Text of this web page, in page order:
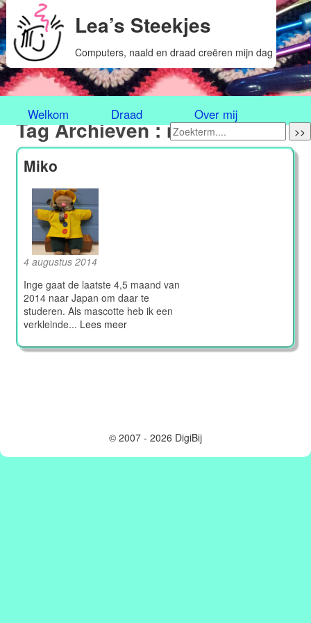
Lea’s Steekjes
Computers, naald en draad creëren mijn dag
Welkom Draad Over mij
>>
Tag Archieven : miko
Miko
4 augustus 2014
Inge gaat de laatste 4,5 maand van
2014 naar Japan om daar te
studeren. Als mascotte heb ik een
verkleinde... Lees meer
© 2007 - 2026 DigiBij